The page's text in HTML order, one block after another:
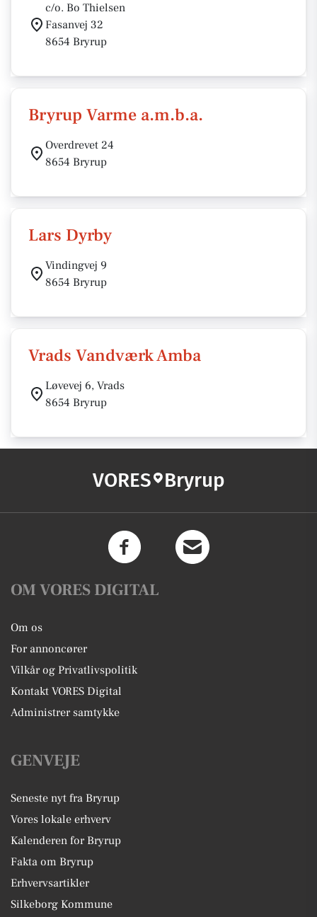
c/o. Bo Thielsen
Fasanvej 32
8654 Bryrup
Bryrup Varme a.m.b.a.
Overdrevet 24
8654 Bryrup
Lars Dyrby
Vindingvej 9
8654 Bryrup
Vrads Vandværk Amba
Løvevej 6, Vrads
8654 Bryrup
VORES Bryrup
OM VORES DIGITAL
Om os
For annoncører
Vilkår og Privatlivspolitik
Kontakt VORES Digital
Administrer samtykke
GENVEJE
Seneste nyt fra Bryrup
Vores lokale erhverv
Kalenderen for Bryrup
Fakta om Bryrup
Erhvervsartikler
Silkeborg Kommune